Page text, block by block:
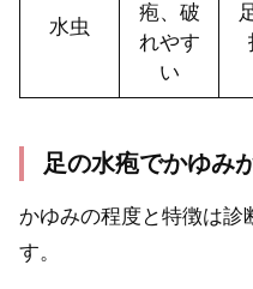
水虫
疱、破
れやす
い
足の水疱でかゆみ
かゆみの程度と特徴は診
す。